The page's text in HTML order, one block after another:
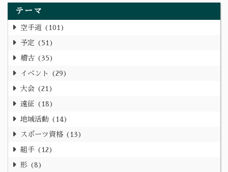
テーマ
空手道 101
予定 51
稽古 35
イベント 29
大会 21
遠征 18
地域活動 14
スポーツ資格 13
組手 12
形 8